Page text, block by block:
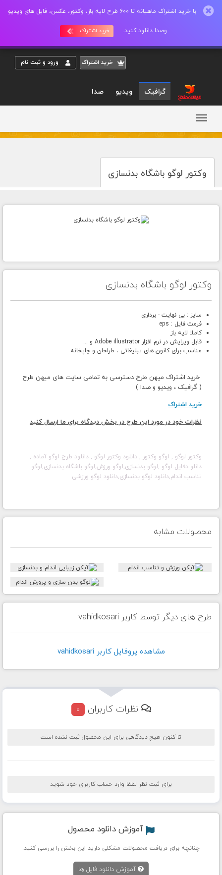
با خرید اشتراک ماهیانه تا 600 طرح لایه باز، وکتور، عکس، فایل های ویدیو
وصدا دانلود کنید. خرید اشتراک
خريد اشتراک ورود و ثبت نام
گرافیک ویدیو صدا
وکتور لوگو باشگاه بدنسازی
وکتور لوگو باشگاه بدنسازی
سایز : بی نهایت - برداری
فرمت فایل : eps
کاملا لایه باز
قابل ویرایش در نرم افزار Adobe illustrator و ...
مناسب برای کانون های تبلیغاتی ، طراحان و چاپخانه
خرید اشتراک میهن طرح دسترسی به تمامی سایت های میهن طرح
( گرافیک ، ویدیو و صدا )
خرید اشتراک
نظرات خود در مورد این طرح در بخش دیدگاه برای ما ارسال کنید
وکتور لوگو , لوگو وکتور , دانلود وکتور لوگو , دانلود طرح لوگو آماده ,
دانلو دفایل لوگو ,لوگو بدنسازی,لوگو ورزش,لوگو باشگاه بدنسازی,لوگو
تناسب اندام,دانلود لوگو بدنسازی,دانلود لوگو ورزشی
محصولات مشابه
طرح های دیگر توسط کاربر vahidkosari
مشاهده پروفايل کاربر vahidkosari
نظرات کاربران 0
تا کنون هیچ دیدگاهی برای این محصول ثبت نشده است
برای ثبت نظر لطفا وارد حساب کاربری خود شوید
آموزش دانلود محصول
چنانچه برای دریافت محصولات مشکلی دارید این بخش را بررسی کنید.
آموزش دانلود فایل ها